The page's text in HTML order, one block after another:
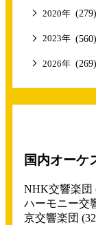
2020年 (279)
2023年 (560)
2026年 (269)
国内オーケ
NHK交響楽団
ハーモニー交
京交響楽団